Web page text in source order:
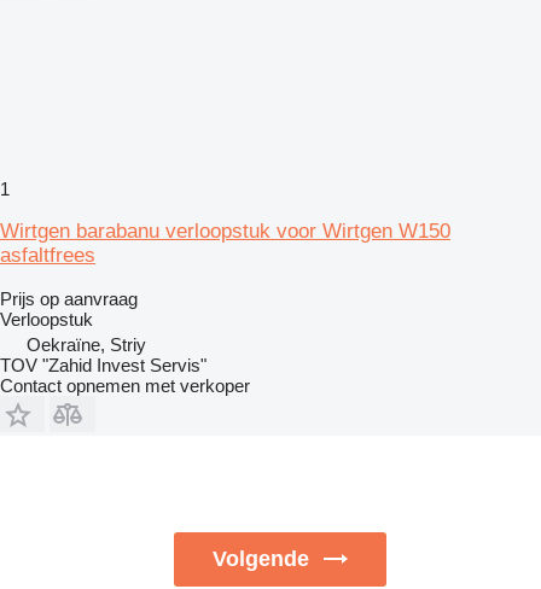
1
Wirtgen barabanu verloopstuk voor Wirtgen W150
asfaltfrees
Prijs op aanvraag
Verloopstuk
Oekraïne, Striy
TOV "Zahid Invest Servis"
Contact opnemen met verkoper
Volgende